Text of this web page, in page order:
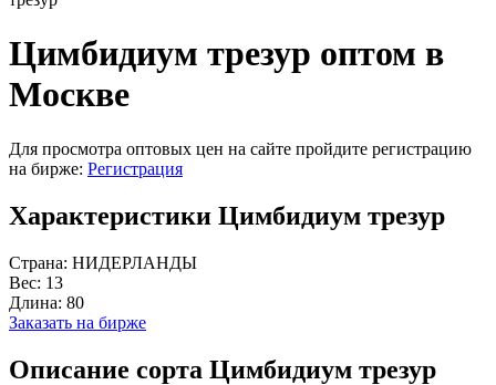
Цимбидиум трезур оптом в
Москве
Для просмотра оптовых цен на сайте пройдите регистрацию
на бирже: Регистрация
Характеристики Цимбидиум трезур
Страна: НИДЕРЛАНДЫ
Вес: 13
Длина: 80
Заказать на бирже
Описание сорта Цимбидиум трезур